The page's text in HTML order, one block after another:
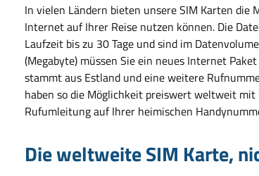
In vielen Ländern bieten unsere SIM Karten die
Internet auf Ihrer Reise nutzen können. Die
Laufzeit bis zu 30 Tage und sind im
(Megabyte) müssen Sie ein neues Internet
stammt aus Estland und eine weitere
haben so die Möglichkeit preiswert weltweit
Rufumleitung auf Ihrer heimischen
Die weltweite SIM Karte,